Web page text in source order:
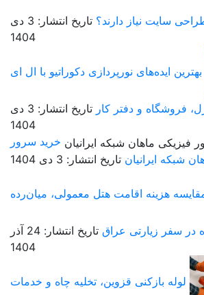
سایت نیاز دارند؟
تاریخ انتشار: 3 دی
1404
ایده‌های نورپردازی دکوراتیو با ال ای
و دفتر کار
تاریخ انتشار: 3 دی
1404
خرید سرور
ایرانیان تاریخ انتشار: 3 دی 1404
هزینه اقامت هتل معمولی، میان‌رده
تاریخ انتشار: 24 آذر
1404
بازکنی قزوین، تخلیه چاه و خدمات